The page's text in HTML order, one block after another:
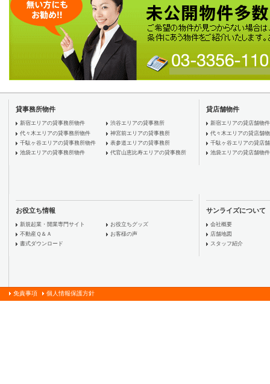
貸事務所物件
新宿エリアの貸事務所物件
代々木エリアの貸事務所物件
千駄ヶ谷エリアの貸事務所物件
池袋エリアの貸事務所物件
渋谷エリアの貸事務所
神宮前エリアの貸事務所
表参道エリアの貸事務所
代官山恵比寿エリアの貸事務所
貸店舗物件
新宿エリアの貸店舗物件
代々木エリアの貸店舗
千駄ヶ谷エリアの貸店
池袋エリアの貸店舗物件
お役立ち情報
新規起業・開業専門サイト
不動産Ｑ＆Ａ
書式ダウンロード
お役立ちグッズ
お客様の声
サンライズについて
会社概要
店舗地図
スタッフ紹介
免責事項 個人情報保護方針